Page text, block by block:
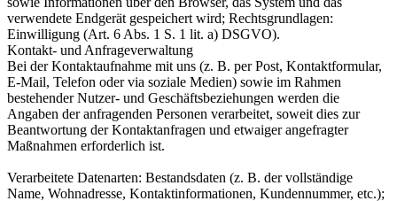
verwendete Endgerät gespeichert wird; Rechtsgrundlagen:
Einwilligung (Art. 6 Abs. 1 S. 1 lit. a) DSGVO).
Kontakt- und Anfrageverwaltung
Bei der Kontaktaufnahme mit uns (z. B. per Post, Kontaktformular,
E-Mail, Telefon oder via soziale Medien) sowie im Rahmen
bestehender Nutzer- und Geschäftsbeziehungen werden die
Angaben der anfragenden Personen verarbeitet, soweit dies zur
Beantwortung der Kontaktanfragen und etwaiger angefragter
Maßnahmen erforderlich ist.
Verarbeitete Datenarten: Bestandsdaten (z. B. der vollständige
Name, Wohnadresse, Kontaktinformationen, Kundennummer, etc.);